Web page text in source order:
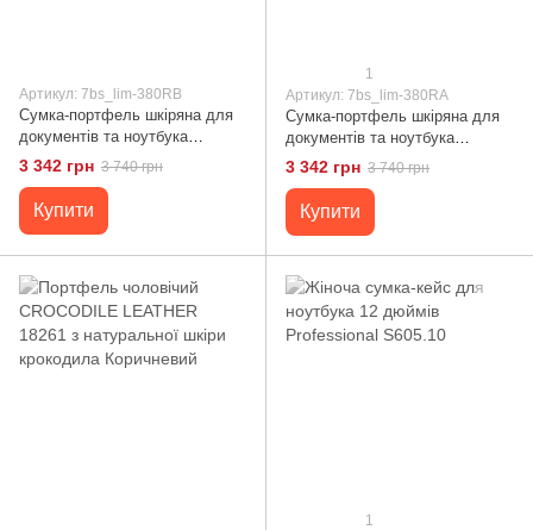
Артикул: 7bs_lim-380RB
Сумка-портфель шкіряна для
документів та ноутбука
LIMARY lim-380RB коньячна
3 342 грн 3 740 грн
Купити
1
Артикул: 7bs_lim-380RA
Сумка-портфель шкіряна для
документів та ноутбука
LIMARY lim-380RA чорна
3 342 грн 3 740 грн
Купити
1